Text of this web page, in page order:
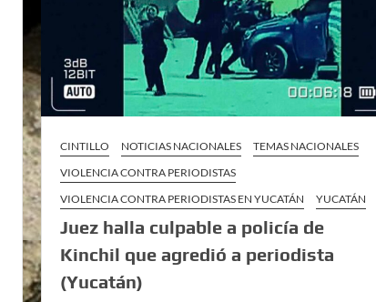
CINTILLO NOTICIAS NACIONALES
TEMAS NACIONALES
VIOLENCIA CONTRA PERIODISTAS
VIOLENCIA CONTRA PERIODISTAS EN YUCATÁN
YUCATÁN
Juez halla culpable a policía de
Kinchil que agredió a periodista
(Yucatán)